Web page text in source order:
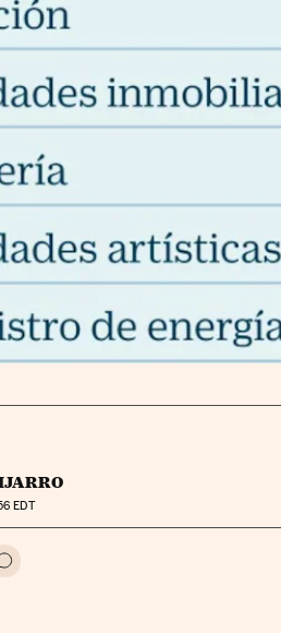
EDT
en TwitterRedes Sociales
Ir a los comentarios